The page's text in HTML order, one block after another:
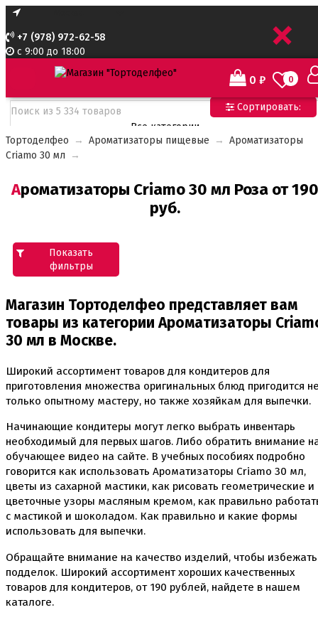
+7 (978) 972-62-58
с 9:00 до 18:00
0
0 ₽
Все категории
Ароматизаторы пищевые
Ароматизаторы Criamo 30 мл
Ароматизаторы TPA 10мл
Ароматизаторы пищевые жидкие Flavor Art 10мл
Бордюрная лента для тортов
Бумажные формы
Вафельные картинки
Все для кейк попсов
Все для кексов и маффинов
Подставки под кексы
Украшения и инструмент для кексов маффинов
Упаковка для кексов
Формы бумажные тарталетки
Все для пищевого принтера
Все для пряников и печенья
3д печать эксклюзивных форм для пряников
Формы для пряников
Все для шоколада и конфет
Вырубки для пряников
Изготовление цветов (пищевая флористика)
Инструменты для мастики и марципана
Тортоделфео → Ароматизаторы пищевые → Ароматизаторы
Criamo 30 мл
→
Ароматизаторы Criamo 30 мл Роза от 190
руб.
Показать
фильтры
Магазин Тортоделфео представляет вам
товары из категории Ароматизаторы
30 мл в Москве.
Широкий ассортимент товаров для кондитеров для
приготовления множества оригинальных блюд пригодится
только опытному мастеру, но также хозяйкам для выпечки.
Начинающие кондитеры могут легко выбрать инвентарь
необходимый для первых шагов. Либо обратить внимание
обучающее видео на сайте. В учебных пособиях подробно
говорится как использовать Ароматизаторы Criamo 30 мл,
цветы из сахарной мастики, как рисовать геометрические и
цветочные узоры масляным кремом, как правильно
с мастикой и шоколадом. Как правильно и какие формы
использовать для выпечки.
Обращайте внимание на качество изделий, чтобы избежать
подделок. Широкий ассортимент хороших качественных
товаров для кондитеров, от 190 рублей, найдете в нашем
каталоге.
Сортировать:
+